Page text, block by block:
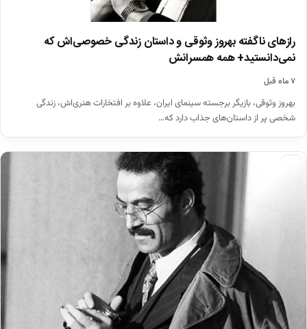
رازهای ناگفته بهروز وثوقی و داستان زندگی خصوصی‌اش که
نمی‌دانستید+ همه همسرانش
۷ ماه قبل
بهروز وثوقی، بازیگر برجسته سینمای ایران، علاوه بر افتخارات هنری‌اش، زندگی
شخصی پر از داستان‌های جذاب دارد که…